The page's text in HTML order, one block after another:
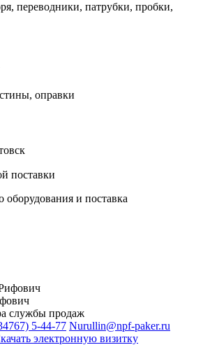
переводники, патрубки, пробки,
оправки
поставки
оборудования и поставка
службы продаж
5-44-77 Nurullin@npf-paker.ru
электронную визитку